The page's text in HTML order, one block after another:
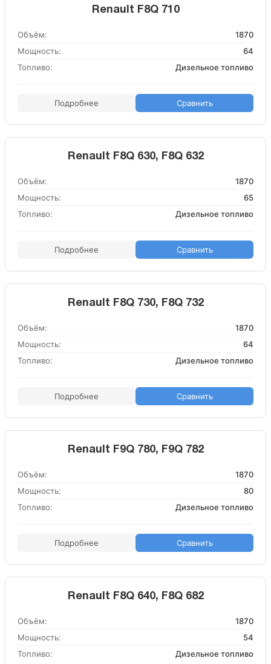
Renault F8Q 710
Объём:
1870
Мощность:
64
Топливо:
Дизельное топливо
Подробнее Сравнить
Renault F8Q 630, F8Q 632
Объём:
1870
Мощность:
65
Топливо:
Дизельное топливо
Подробнее Сравнить
Renault F8Q 730, F8Q 732
Объём:
1870
Мощность:
64
Топливо:
Дизельное топливо
Подробнее Сравнить
Renault F9Q 780, F9Q 782
Объём:
1870
Мощность:
80
Топливо:
Дизельное топливо
Подробнее Сравнить
Renault F8Q 640, F8Q 682
Объём:
1870
Мощность:
54
Топливо:
Дизельное топливо